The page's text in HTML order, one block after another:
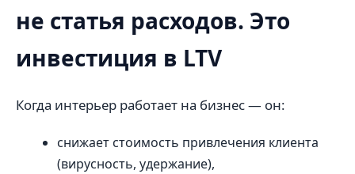
не статья расходов. Это
инвестиция в LTV
Когда интерьер работает на бизнес — он:
снижает стоимость привлечения клиента
(вирусность, удержание),